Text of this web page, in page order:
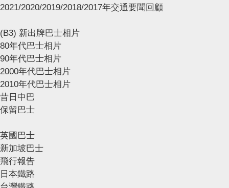
2021/2020/2019/2018/2017年交通要聞回顧
(B3) 新出牌巴士相片
80年代巴士相片
90年代巴士相片
2000年代巴士相片
2010年代巴士相片
昔日中巴
保留巴士
英國巴士
新加坡巴士
飛行報告
日本鐵路